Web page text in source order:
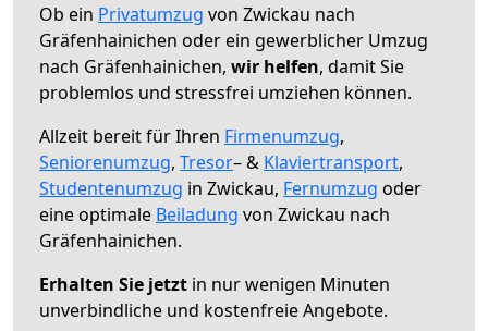
Ob ein Privatumzug von Zwickau nach
Gräfenhainichen oder ein gewerblicher Umzug
nach Gräfenhainichen, wir helfen, damit Sie
problemlos und stressfrei umziehen können.
Allzeit bereit für Ihren Firmenumzug,
Seniorenumzug, Tresor– & Klaviertransport,
Studentenumzug in Zwickau, Fernumzug oder
eine optimale Beiladung von Zwickau nach
Gräfenhainichen.
Erhalten Sie jetzt in nur wenigen Minuten
unverbindliche und kostenfreie Angebote.